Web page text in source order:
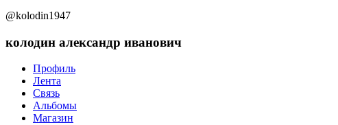
@kolodin1947
колодин александр иванович
Профиль
Лента
Связь
Альбомы
Магазин